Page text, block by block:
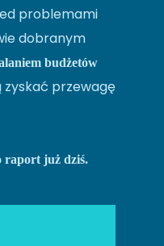
problemami
dobranym
budżetów
zyskać przewagę
raport już dziś.